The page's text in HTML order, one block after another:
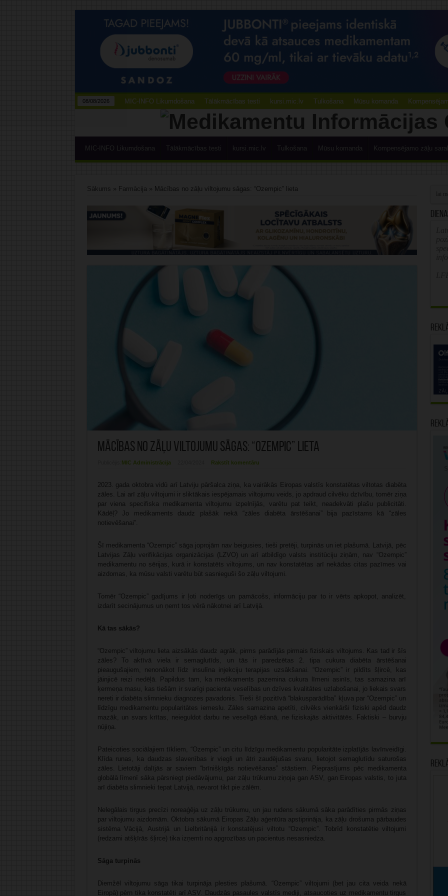
08/08/2026 MIC-INFO Likumdošana Tālākmācības testi kursi.mic.lv Tulkošana Mūsu komanda
MIC-INFO Likumdošana Tālākmācības testi kursi.mic.lv Tulkošana Mūsu komanda Kompensējamo zāļu
Sākums » Farmācija» Mācības no zāļu viltojumu sāgas: “Ozempic” lieta
Mācības no zāļu viltojumu sāgas: “Ozempic” lieta
MIC Administrācija Rakstīt komentāru
2023. gada oktobra vidū arī Latviju pāršalca ziņa, ka vairākās Eiropas valstīs konstatētas viltotas diabēta
zāles. Lai arī zāļu viltojumi ir sliktākais iespējamais viltojumu veids, jo apdraud cilvēku dzīvību, tomēr ziņa
par viena specifiska medikamenta viltojumu izpelnījās, varētu pat teikt, neadekvāti plašu publicitāti.
Kādēļ? Jo medikaments daudz plašāk nekā “zāles diabēta ārstēšanai” bija pazīstams kā “zāles
notievēšanai”.
Šī medikamenta “Ozempic” sāga joprojām nav beigusies, tieši pretēji, turpinās un iet plašumā. Latvijā, pēc
Latvijas Zāļu verifikācijas organizācijas (LZVO) un arī atbildīgo valsts institūciju ziņām, nav “Ozempic”
medikamentu no sērijas, kurā ir konstatēts viltojums, un nav konstatētas arī nekādas citas pazīmes vai
aizdomas, ka mūsu valsti varētu būt sasnieguši šo zāļu viltojumi.
Tomēr “Ozempic” gadījums ir ļoti noderīgs un pamācošs, informāciju par to ir vērts apkopot, analizēt,
izdarīt secinājumus un ņemt tos vērā nākotnei arī Latvijā.
Kā tas sākās?
“Ozempic” viltojumu lieta aizsākās daudz agrāk, pirms parādījās pirmais fiziskais viltojums. Kas tad ir šīs
zāles? To aktīvā viela ir semaglutīds, un tās ir paredzētas 2. tipa cukura diabēta ārstēšanai
pieaugušajiem, nenonākot līdz insulīna injekciju terapijas uzsākšanai. “Ozempic” ir pildīts šļircē, kas
jāinjicē reizi nedēļā. Papildus tam, ka medikaments pazemina cukura līmeni asinīs, tas samazina arī
ķermeņa masu, kas tiešām ir svarīgi pacienta veselības un dzīves kvalitātes uzlabošanai, jo liekais svars
nereti ir diabēta slimnieku diagnozes pavadonis. Tieši šī pozitīvā “blakusparādība” kļuva par “Ozempic” un
līdzīgu medikamentu popularitātes iemeslu. Zāles samazina apetīti, cilvēks vienkārši fiziski apēd daudz
mazāk, un svars krītas, neieguldot darbu ne veselīgā ēšanā, ne fiziskajās aktivitātēs. Faktiski – burvju
nūjiņa.
Pateicoties sociālajiem tīkliem, “Ozempic” un citu līdzīgu medikamentu popularitāte izplatījās lavīnveidīgi.
Klīda runas, ka daudzas slavenības ir viegli un ātri zaudējušas svaru, lietojot semaglutīdu saturošas
zāles. Lietotāji dalījās ar saviem “brīnišķīgās notievēšanas” stāstiem. Pieprasījums pēc medikamenta
globālā līmenī sāka pārsniegt piedāvājumu, par zāļu trūkumu ziņoja gan ASV, gan Eiropas valstis, to juta
arī diabēta slimnieki tepat Latvijā, nevarot tikt pie zālēm.
Nelegālais tirgus precīzi noreaģēja uz zāļu trūkumu, un jau rudens sākumā sāka parādīties pirmās ziņas
par viltojumu aizdomām. Oktobra sākumā Eiropas Zāļu aģentūra apstiprināja, ka zāļu drošuma pārbaudes
sistēma Vācijā, Austrijā un Lielbritānijā ir konstatējusi viltotu “Ozempic”. Tobrīd konstatētie viltojumi
(redzami atšķīrās šļirce) tika izņemti no apgrozības un pacientus nesasniedza.
Sāga turpinās
Diemžēl viltojumu sāga tikai turpināja plesties plašumā. “Ozempic” viltojumi (bet jau cita veida nekā
Eiropā) pērn tika konstatēti arī ASV. Daudzās pasaules valstīs mediji, atsaucoties uz medikamentu tirgus